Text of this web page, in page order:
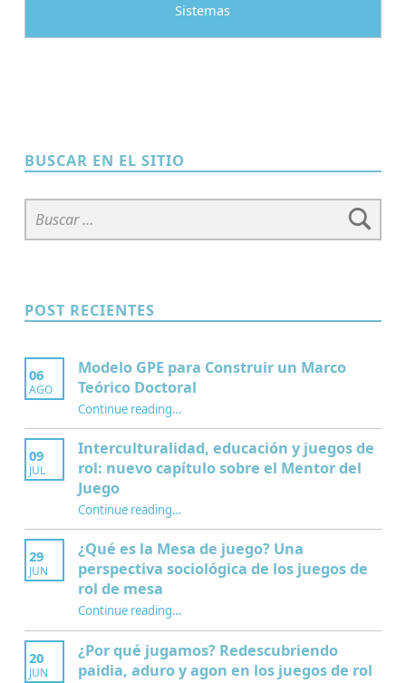
Sistemas
BUSCAR EN EL SITIO
Buscar:
POST RECIENTES
06
AGO
Modelo GPE para Construir un Marco
Teórico Doctoral
Continue reading“Modelo GPE para Construir un Marco Teórico Doctoral”
…
09
JUL
Interculturalidad, educación y juegos de
rol: nuevo capítulo sobre el Mentor del
Juego
Continue reading“Interculturalidad, educación y juegos de rol: nuevo capítulo sobre el Mentor del Juego”
…
29
JUN
¿Qué es la Mesa de juego? Una
perspectiva sociológica de los juegos de
rol de mesa
Continue reading“¿Qué es la Mesa de juego? Una perspectiva sociológica de los juegos de rol de mesa”
…
20
JUN
¿Por qué jugamos? Redescubriendo
paidia, aduro y agon en los juegos de rol